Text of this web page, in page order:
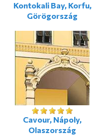
Kontokali Bay, Korfu,
Görögország
Cavour, Nápoly,
Olaszország